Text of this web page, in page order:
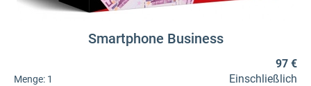
Smartphone Business
Menge: 1
97 €
Einschließlich